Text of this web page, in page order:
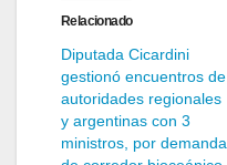
Relacionado
Diputada Cicardini
gestionó encuentros de
autoridades regionales
y argentinas con 3
ministros, por demanda